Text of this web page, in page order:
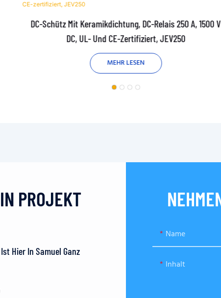
DC-Schütz Mit Keramikdichtung, DC-Relais 250 A, 1500 V
DC, UL- Und CE-Zertifiziert, JEV250
MEHR LESEN
PROJEKT
Hier In Samuel Ganz
Name
Inhalt